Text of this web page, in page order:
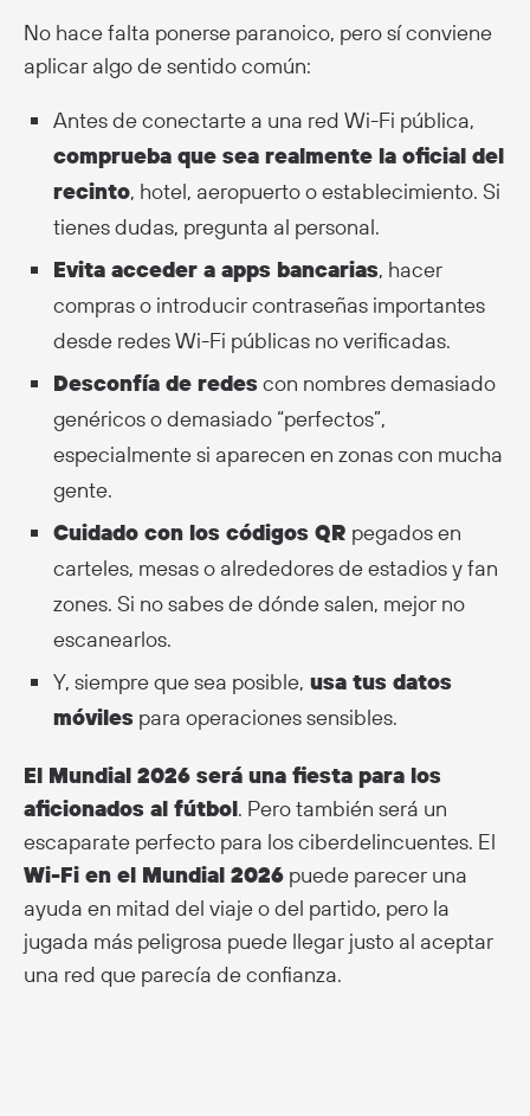
No hace falta ponerse paranoico, pero sí conviene
aplicar algo de sentido común:
Antes de conectarte a una red Wi-Fi pública,
comprueba que sea realmente la oficial del
recinto, hotel, aeropuerto o establecimiento. Si
tienes dudas, pregunta al personal.
Evita acceder a apps bancarias, hacer
compras o introducir contraseñas importantes
desde redes Wi-Fi públicas no verificadas.
Desconfía de redes con nombres demasiado
genéricos o demasiado “perfectos”,
especialmente si aparecen en zonas con mucha
gente.
Cuidado con los códigos QR pegados en
carteles, mesas o alrededores de estadios y fan
zones. Si no sabes de dónde salen, mejor no
escanearlos.
Y, siempre que sea posible, usa tus datos
móviles para operaciones sensibles.
El Mundial 2026 será una fiesta para los
aficionados al fútbol. Pero también será un
escaparate perfecto para los ciberdelincuentes. El
Wi-Fi en el Mundial 2026 puede parecer una
ayuda en mitad del viaje o del partido, pero la
jugada más peligrosa puede llegar justo al aceptar
una red que parecía de confianza.